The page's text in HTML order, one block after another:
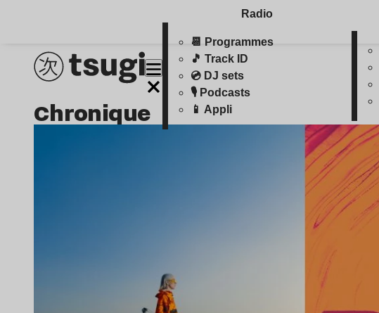
Radio
📆 Programmes
🎵 Track ID
💿 DJ sets
🎙️ Podcasts
📱 Appli
chronique